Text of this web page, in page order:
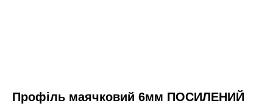
Профіль маячковий 6мм ПОСИЛЕНИЙ